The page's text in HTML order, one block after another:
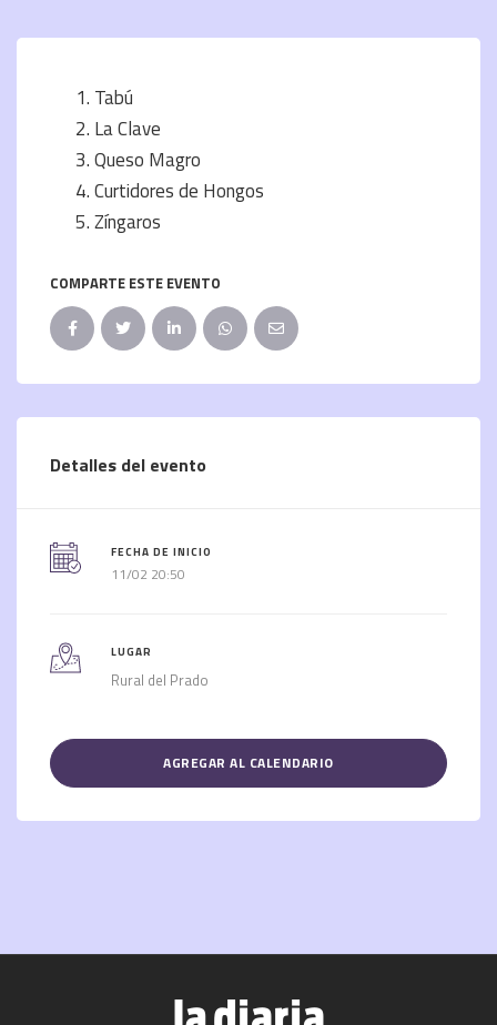
Tabú
La Clave
Queso Magro
Curtidores de Hongos
Zíngaros
COMPARTE ESTE EVENTO
Detalles del evento
FECHA DE INICIO
11/02 20:50
LUGAR
Rural del Prado
AGREGAR AL CALENDARIO